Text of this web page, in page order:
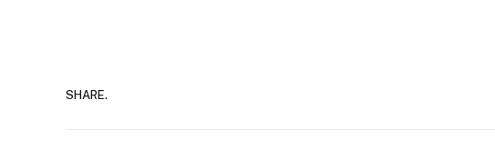
SHARE.